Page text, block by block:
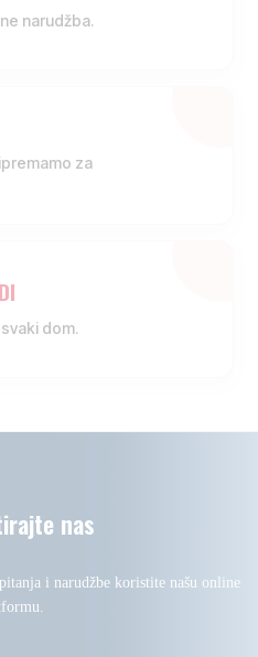
narudžba.
za
dom.
nas
i narudžbe koristite našu online